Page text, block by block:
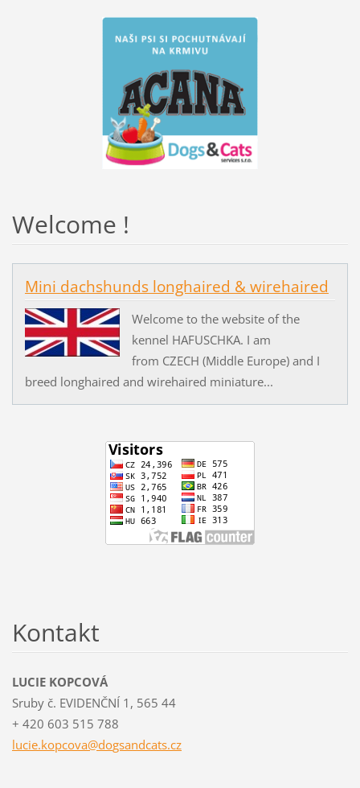
Welcome !
Mini dachshunds longhaired & wirehaired
Welcome to the website of the
kennel HAFUSCHKA. I am
from CZECH (Middle Europe) and I
breed longhaired and wirehaired miniature...
Kontakt
LUCIE KOPCOVÁ
Sruby č. EVIDENČNÍ 1, 565 44
+ 420 603 515 788
lucie.kopcova@dogsandcats.cz